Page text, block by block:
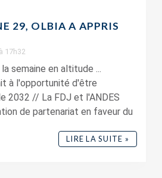
29, OLBIA A APPRIS
17h32
semaine en altitude ...
à l'opportunité d'être
2032 // La FDJ et l'ANDES
de partenariat en faveur du
LIRE LA SUITE »